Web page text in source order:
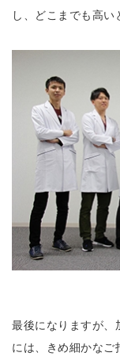
し、どこまでも高い
最後になりますが、
には、きめ細かなご